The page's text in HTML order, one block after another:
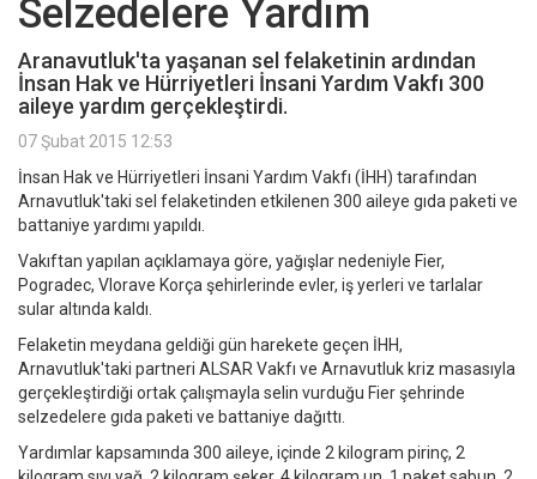
Selzedelere Yardım
Aranavutluk'ta yaşanan sel felaketinin ardından
İnsan Hak ve Hürriyetleri İnsani Yardım Vakfı 300
aileye yardım gerçekleştirdi.
07 Şubat 2015 12:53
İnsan Hak ve Hürriyetleri İnsani Yardım Vakfı (İHH) tarafından
Arnavutluk'taki sel felaketinden etkilenen 300 aileye gıda paketi ve
battaniye yardımı yapıldı.
Vakıftan yapılan açıklamaya göre, yağışlar nedeniyle Fier,
Pogradec, Vlorave Korça şehirlerinde evler, iş yerleri ve tarlalar
sular altında kaldı.
Felaketin meydana geldiği gün harekete geçen İHH,
Arnavutluk'taki partneri ALSAR Vakfı ve Arnavutluk kriz masasıyla
gerçekleştirdiği ortak çalışmayla selin vurduğu Fier şehrinde
selzedelere gıda paketi ve battaniye dağıttı.
Yardımlar kapsamında 300 aileye, içinde 2 kilogram pirinç, 2